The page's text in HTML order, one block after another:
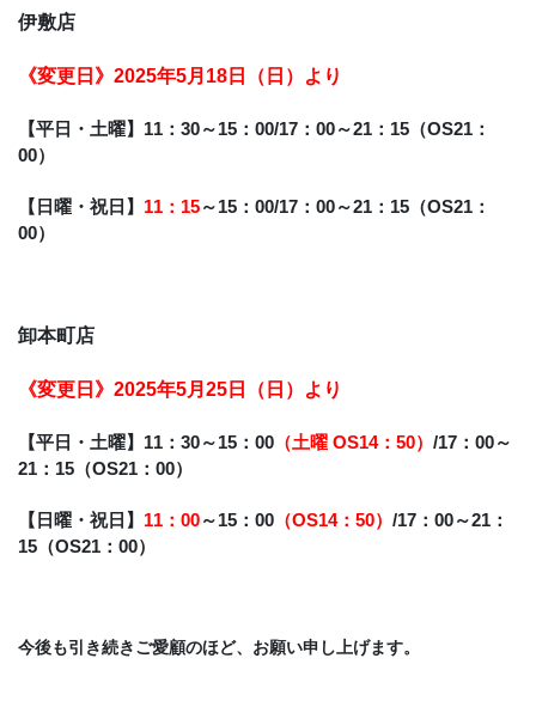
伊敷店
《変更日》2025年5月18日（日）より
【平日・土曜】11：30～15：00/17：00～21：15（OS21：
00）
【日曜・祝日】 11：15～15：00/17：00～21：15（OS21：
00）
卸本町店
《変更日》2025年5月25日（日）より
【平日・土曜】11：30～15：00 （土曜 OS14：50） /17：00～
21：15（OS21：00）
【日曜・祝日】 11：00～15：00 （OS14：50） /17：00～21：
15（OS21：00）
今後も引き続きご愛顧のほど、お願い申し上げます。